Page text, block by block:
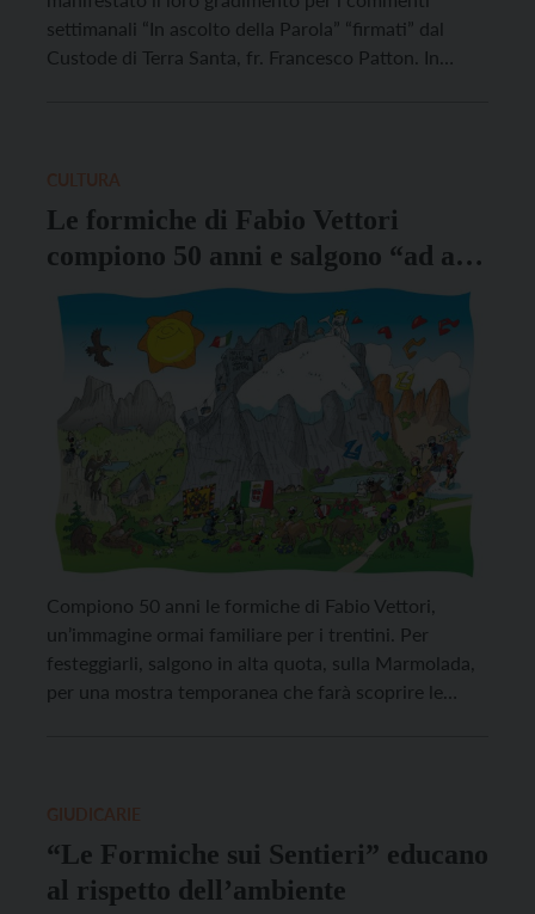
settimanali “In ascolto della Parola” “firmati” dal
Custode di Terra Santa, fr. Francesco Patton. In
Le formiche di Fabio Vettori
compiono 50 anni e salgono “ad alta
quota”
Compiono 50 anni le formiche di Fabio Vettori,
un’immagine ormai familiare per i trentini. Per
festeggiarli, salgono in alta quota, sulla Marmolada,
per una mostra temporanea che farà scoprire le
“Le Formiche sui Sentieri” educano
al rispetto dell’ambiente